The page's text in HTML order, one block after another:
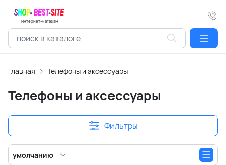
Интернет-магазин
Главная Телефоны и аксессуары
Телефоны и аксессуары
Фильтры
умолчанию